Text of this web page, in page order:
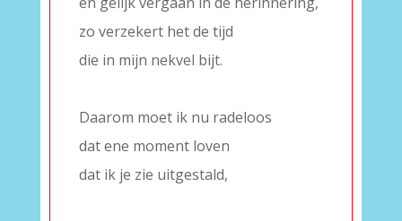
zo verzekert het de tijd
die in mijn nekvel bijt.
Daarom moet ik nu radeloos
dat ene moment loven
dat ik je zie uitgestald,